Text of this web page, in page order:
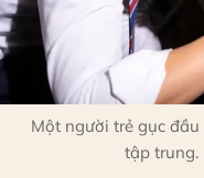
Một người trẻ gục
tập trung.